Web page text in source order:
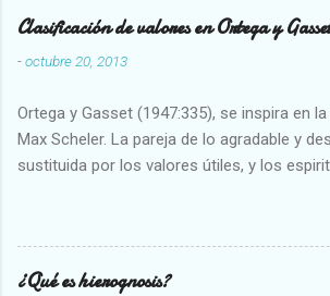
Clasificación de valores en Ortega y
-octubre 20, 2013
Ortega y Gasset (1947:335), se inspira en
Max Scheler. La pareja de lo agradable y
sustituida por los valores útiles, y los
Abundante-Escaso,etc 2 VITALES Sano-
Vulgar Enérgico-Inerte Fuerte-Débil,etc. 3
Intelectuales Conocimiento-Error Exacto-
¿Qué es hierognosis?